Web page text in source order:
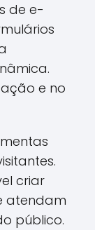
de e-
e no
criar
atendam
público.